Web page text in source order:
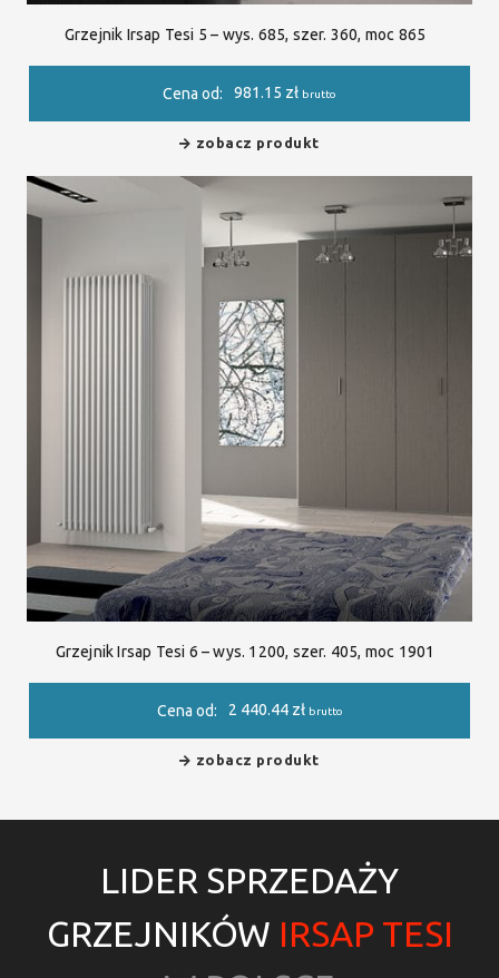
Grzejnik Irsap Tesi 5 – wys. 685, szer. 360, moc 865
Cena od: 981.15 zł brutto
zobacz produkt
Grzejnik Irsap Tesi 6 – wys. 1200, szer. 405, moc 1901
Cena od: 2 440.44 zł brutto
zobacz produkt
LIDER SPRZEDAŻY
GRZEJNIKÓW IRSAP TESI